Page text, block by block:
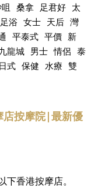
桑拿 足君好 太
足浴 女士 天后 灣
平泰式 平價 新
龍城 男士 情侶 泰
日式 保健 水療 雙
店按摩院|最新優
香港按摩店。